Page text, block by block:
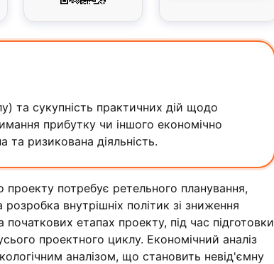
та сукупність практичних дій щодо
прибутку чи іншого економічно
ризикована діяльність.
проекту потребує ретельного планування,
внутрішніх політик зі зниження
початкових етапах проекту, під час підготовки
проектного циклу. Економічний аналіз
аналізом, що становить невід'ємну